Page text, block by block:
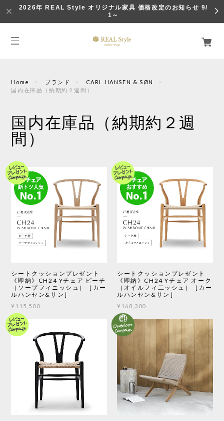
2026年 REAL Style オリジナル家具 価格改定のお知らせ 9/
1～
Home ブランド
CARL HANSEN & SØN
国内在庫品（納期約２週間）
国内在庫品（納期約２週
間）
シートクッションプレゼント
《即納》CH24 Yチェア ビーチ
（ソープフィニッシュ）［カー
ルハンセン&サン］
¥115,500
シートクッションプレゼント
《即納》CH24 Yチェア オーク
（オイルフィ二ッシュ）［カー
ルハンセン&サン］
¥168,300